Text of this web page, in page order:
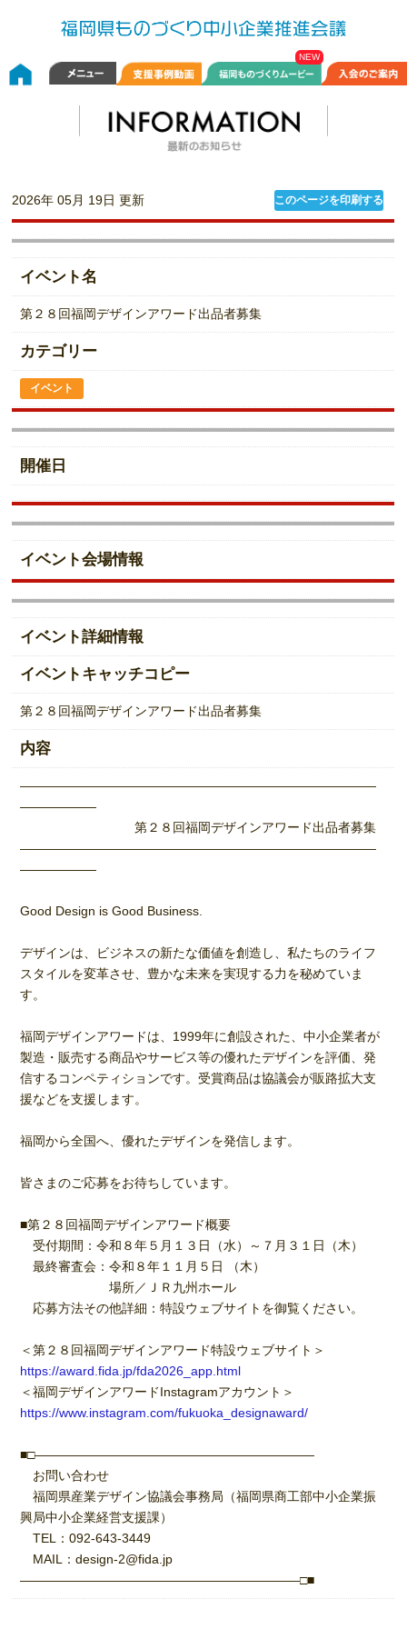
2026年 05月 19日 更新 このページを印刷する
イベント名
第２８回福岡デザインアワード出品者募集
カテゴリー
イベント
開催日
イベント会場情報
イベント詳細情報
イベントキャッチコピー
第２８回福岡デザインアワード出品者募集
内容
――――――――――――――――――――――――――――
――――――
第２８回福岡デザインアワード出品者募集
――――――――――――――――――――――――――――
――――――
Good Design is Good Business.
デザインは、ビジネスの新たな価値を創造し、私たちのライフ
スタイルを変革させ、豊かな未来を実現する力を秘めていま
す。
福岡デザインアワードは、1999年に創設された、中小企業者が
製造・販売する商品やサービス等の優れたデザインを評価、発
信するコンペティションです。受賞商品は協議会が販路拡大支
援などを支援します。
福岡から全国へ、優れたデザインを発信します。
皆さまのご応募をお待ちしています。
■第２８回福岡デザインアワード概要
受付期間：令和８年５月１３日（水）～７月３１日（木）
最終審査会：令和８年１１月５日 （木）
場所／ＪＲ九州ホール
応募方法その他詳細：特設ウェブサイトを御覧ください。
＜第２８回福岡デザインアワード特設ウェブサイト＞
https://award.fida.jp/fda2026_app.html
＜福岡デザインアワードInstagramアカウント＞
https://www.instagram.com/fukuoka_designaward/
■□――――――――――――――――――――――
お問い合わせ
福岡県産業デザイン協議会事務局（福岡県商工部中小企業振
興局中小企業経営支援課）
TEL：092-643-3449
MAIL：design-2@fida.jp
――――――――――――――――――――――□■